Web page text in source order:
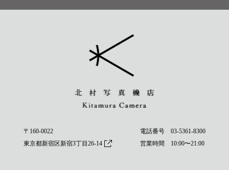
〒160-0022
東京都新宿区新宿3丁目26-14
電話番号 03-5361-8300
営業時間 10:00〜21:00